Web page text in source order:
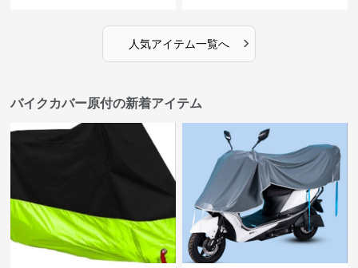
人気アイテム一覧へ ›
バイクカバー原付の新着アイテム